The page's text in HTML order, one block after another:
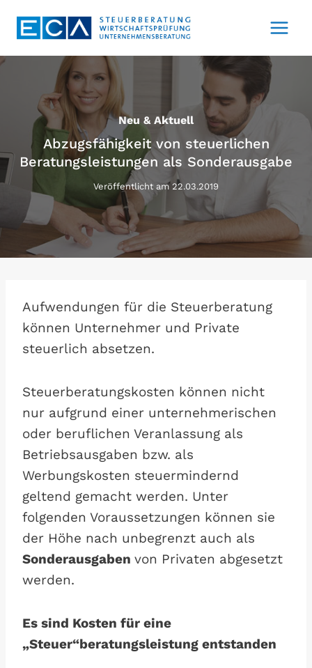
Inhalt
Neu & Aktuell
Abzugsfähigkeit von steuerlichen
Beratungsleistungen als Sonderausgabe
Veröffentlicht am 22.03.2019
Aufwendungen für die Steuerberatung
können Unternehmer und Private
steuerlich absetzen.
Steuerberatungskosten können nicht
nur aufgrund einer unternehmerischen
oder beruflichen Veranlassung als
Betriebsausgaben bzw. als
Werbungskosten steuermindernd
geltend gemacht werden. Unter
folgenden Voraussetzungen können sie
der Höhe nach unbegrenzt auch als
Sonderausgaben von Privaten abgesetzt
werden.
Es sind Kosten für eine
„Steuer“beratungsleistung entstanden